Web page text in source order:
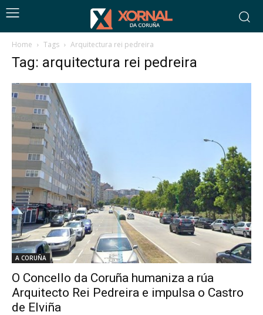
Home Tags Arquitectura rei pedreira
Tag: arquitectura rei pedreira
A CORUÑA
O Concello da Coruña humaniza a rúa
Arquitecto Rei Pedreira e impulsa o Castro
de Elviña